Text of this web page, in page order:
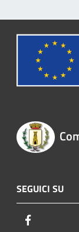
SEGUICI SU